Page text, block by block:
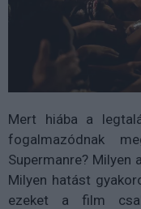
Mert hiába a
fogalmazódnak
Supermanre? Milyen
Milyen hatást
ezeket a film